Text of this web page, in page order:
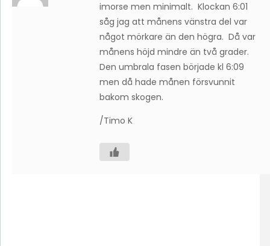
imorse men minimalt. Klockan 6:01
såg jag att månens vänstra del var
något mörkare än den högra. Då var
månens höjd mindre än två grader.
Den umbrala fasen började kl 6:09
men då hade månen försvunnit
bakom skogen.
/Timo K